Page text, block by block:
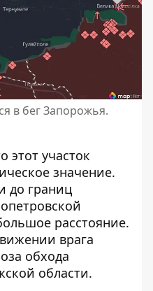
в бег Запорожья.
этот участок
значение.
до границ
расстояние.
врага
обхода
области.